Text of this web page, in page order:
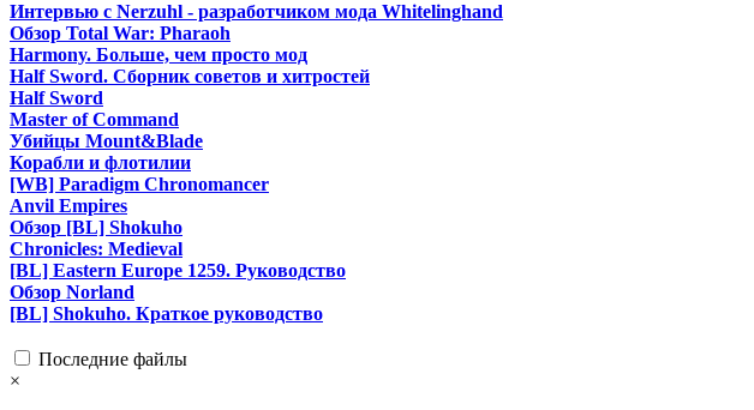
Интервью с Nerzuhl - разработчиком мода Whitelinghand
Обзор Total War: Pharaoh
Harmony. Больше, чем просто мод
Half Sword. Сборник советов и хитростей
Half Sword
Master of Command
Убийцы Mount&Blade
Корабли и флотилии
[WB] Paradigm Chronomancer
Anvil Empires
Обзор [BL] Shokuho
Chronicles: Medieval
[BL] Eastern Europe 1259. Руководство
Обзор Norland
[BL] Shokuho. Краткое руководство
Последние файлы
×